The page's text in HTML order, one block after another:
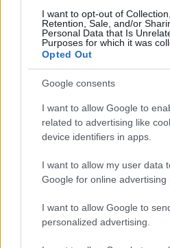
I want to opt-out of
Retention, Sale, and/or
Personal Data that Is
Purposes for which it was
Opted Out
Google consents
I want to allow Google to
related to advertising like
device identifiers in apps.
I want to allow my user data
Google for online advertising
I want to allow Google to
personalized advertising.
Πλωτά data center με
κύματα – το AI
Οι Ρωσικές απώλειες
μπορεί να φθάνουν
εκατομμύριο νεκρούς